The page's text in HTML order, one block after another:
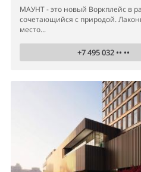
МАУНТ - это новый Воркплейс в
сочетающийся с природой.
место...
+7 495 032 •• ••